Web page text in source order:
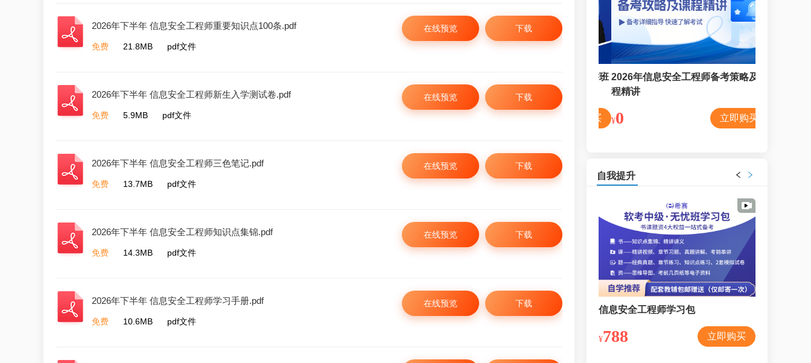
2026年下半年 信息安全工程师重要知识点100条.pdf
免费 21.8MB pdf文件
下载
在线预览
2026年下半年 信息安全工程师新生入学测试卷.pdf
免费 5.9MB pdf文件
下载
在线预览
2026年下半年 信息安全工程师三色笔记.pdf
免费 13.7MB pdf文件
下载
在线预览
2026年下半年 信息安全工程师知识点集锦.pdf
免费 14.3MB pdf文件
下载
在线预览
2026年下半年 信息安全工程师学习手册.pdf
免费 10.6MB pdf文件
下载
在线预览
班
立即购买
视频教程
988
2026年信息安全工程师备考策略及课
程精讲
¥ 0 立即购买
自我提升
信息安全工程师学习包 信息安全工程师学习包 信息安全工程师学习包
398